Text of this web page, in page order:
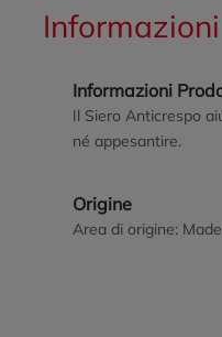
Informazioni
Il Siero Anticrespo
né appesantire.
Origine
Area di origine: